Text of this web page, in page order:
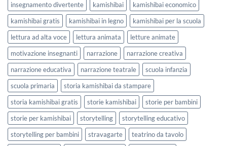
insegnamento divertente
kamishibai
kamishibai economico
kamishibai gratis
kamishibai in legno
kamishibai per la scuola
lettura ad alta voce
lettura animata
letture animate
motivazione insegnanti
narrazione
narrazione creativa
narrazione educativa
narrazione teatrale
scuola infanzia
scuola primaria
storia kamishibai da stampare
storia kamishibai gratis
storie kamishibai
storie per bambini
storie per kamishibai
storytelling
storytelling educativo
storytelling per bambini
stravagarte
teatrino da tavolo